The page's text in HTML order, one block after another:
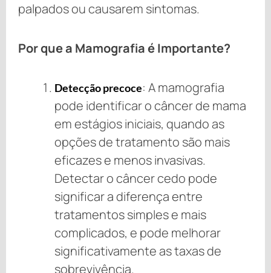
palpados ou causarem sintomas.
Por que a Mamografia é Importante?
Detecção precoce: A mamografia
pode identificar o câncer de mama
em estágios iniciais, quando as
opções de tratamento são mais
eficazes e menos invasivas.
Detectar o câncer cedo pode
significar a diferença entre
tratamentos simples e mais
complicados, e pode melhorar
significativamente as taxas de
sobrevivência.